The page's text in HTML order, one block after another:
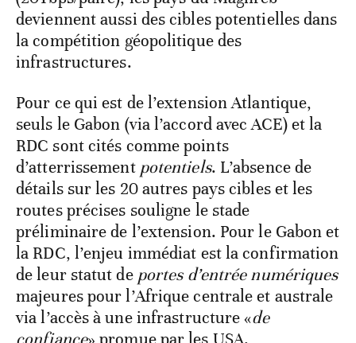
deviennent aussi des cibles potentielles dans
la compétition géopolitique des
infrastructures.
Pour ce qui est de l’extension Atlantique,
seuls le Gabon (via l’accord avec ACE) et la
RDC sont cités comme points
d’atterrissement potentiels. L’absence de
détails sur les 20 autres pays cibles et les
routes précises souligne le stade
préliminaire de l’extension. Pour le Gabon et
la RDC, l’enjeu immédiat est la confirmation
de leur statut de portes d’entrée numériques
majeures pour l’Afrique centrale et australe
via l’accès à une infrastructure «de
confiance» promue par les USA.